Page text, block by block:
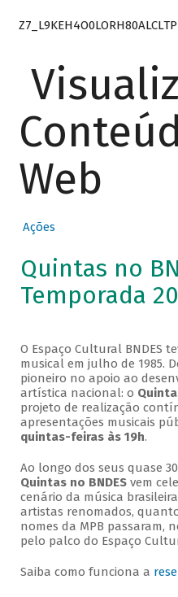
Web
Ações
Quintas no
Temporada
O Espaço Cultural BNDES
musical em julho de 1985.
pioneiro no apoio ao
artística nacional: o
projeto de realização
apresentações musicais
quintas-feiras às 19h.
Ao longo dos seus quase
Quintas no BNDESvem
cenário da música
artistas renomados,
nomes da MPB passaram,
pelo palco do Espaço
Saiba como funciona a